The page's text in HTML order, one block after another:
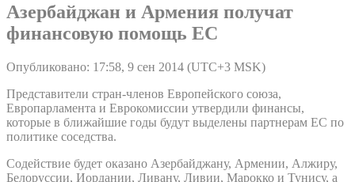
Азербайджан и Армения получат
финансовую помощь ЕС
Опубликовано: 17:58, 9 сен 2014 (UTC+3 MSK)
Представители стран-членов Европейского союза,
Европарламента и Еврокомиссии утвердили финансы,
которые в ближайшие годы будут выделены партнерам ЕС по
политике соседства.
Содействие будет оказано Азербайджану, Армении, Алжиру,
Белоруссии, Иордании, Ливану, Ливии, Марокко и Тунису, а